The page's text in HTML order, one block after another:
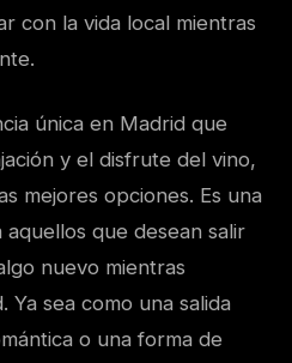
con la vida local mientras
única en Madrid que
y el disfrute del vino,
mejores opciones. Es una
que desean salir
nuevo mientras
Ya sea como una salida
o una forma de